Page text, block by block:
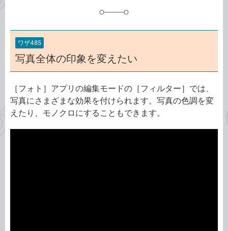
ワザ485
写真全体の印象を変えたい
［フォト］アプリの編集モードの［フィルター］では、
写真にさまざまな効果を付けられます。写真の色調を変
えたり、モノクロにすることもできます。